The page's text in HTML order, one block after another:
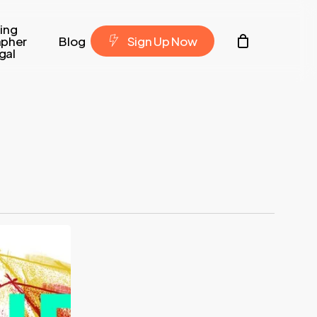
Blog Contacto
SignUpNow